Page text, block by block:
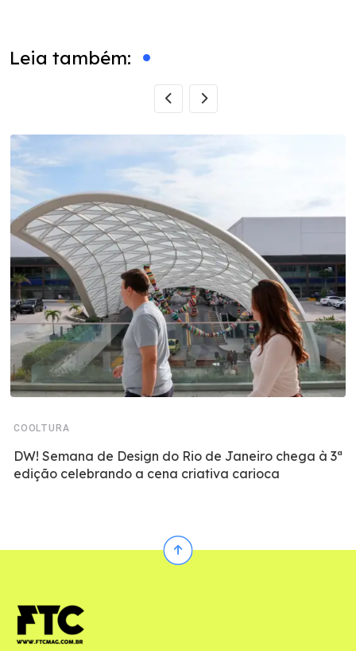
Leia também:
COOLTURA
DW! Semana de Design do Rio de Janeiro chega à 3ª
edição celebrando a cena criativa carioca